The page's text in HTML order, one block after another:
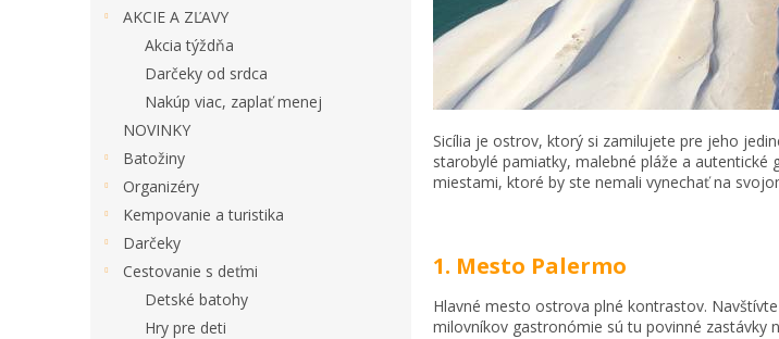
AKCIE A ZĽAVY
Akcia týždňa
Darčeky od srdca
Nakúp viac, zaplať menej
NOVINKY
Batožiny
Organizéry
Kempovanie a turistika
Darčeky
Cestovanie s deťmi
Detské batohy
Hry pre deti
Sicília je ostrov, ktorý si zamilujete pre jeho
starobylé pamiatky, malebné pláže a
miestami, ktoré by ste nemali vynechať na
1. Mesto Palermo
Hlavné mesto ostrova plné kontrastov.
milovníkov gastronómie sú tu povinné zastávky